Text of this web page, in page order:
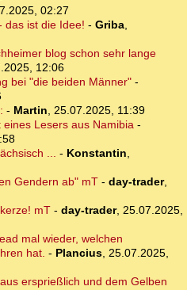
02:27
das ist die Idee! - Griba,
blog schon sehr lange
12:06
bei "die beiden Männer"-
- Martin, 25.07.2025, 11:39
Lesers aus Namibia-
... - Konstantin,
Gendern ab" mT- day-trader,
mT- day-trader, 25.07.2025,
mal wieder, welchen
hat. - Plancius, 25.07.2025,
ersprießlich und dem Gelben